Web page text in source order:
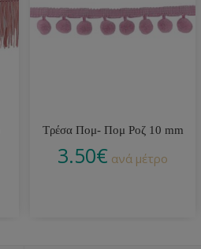
Τρέσα Πομ- Πομ Ροζ 10 mm
3.50€ ανά μέτρο